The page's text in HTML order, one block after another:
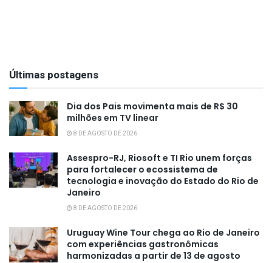
Últimas postagens
Dia dos Pais movimenta mais de R$ 30
milhões em TV linear
8 DE AGOSTO DE 2026
Assespro-RJ, Riosoft e TI Rio unem forças
para fortalecer o ecossistema de
tecnologia e inovação do Estado do Rio de
Janeiro
8 DE AGOSTO DE 2026
Uruguay Wine Tour chega ao Rio de Janeiro
com experiências gastronômicas
harmonizadas a partir de 13 de agosto